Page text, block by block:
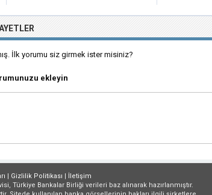
İlk yorumu siz girmek ister misiniz?
ekleyin
| Gizlilik Politikası | İletişim
Türkiye Bankalar Birliği verileri baz alınarak hazırlanmıştır.